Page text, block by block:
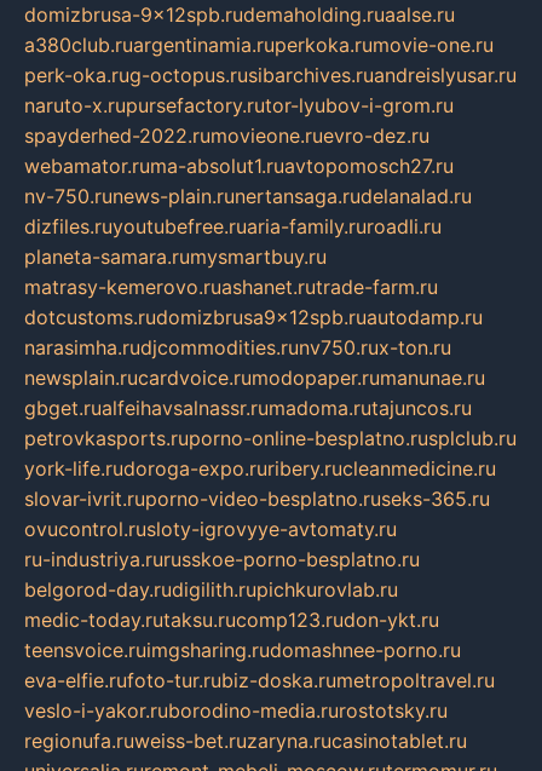
domizbrusa-9x12spb.rudemaholding.ruaalse.ru
a380club.ruargentinamia.ruperkoka.rumovie-one.ru
perk-oka.rug-octopus.rusibarchives.ruandreislyusar.ru
naruto-x.rupursefactory.rutor-lyubov-i-grom.ru
spayderhed-2022.rumovieone.ruevro-dez.ru
webamator.ruma-absolut1.ruavtopomosch27.ru
nv-750.runews-plain.runertansaga.rudelanalad.ru
dizfiles.ruyoutubefree.ruaria-family.ruroadli.ru
planeta-samara.rumysmartbuy.ru
matrasy-kemerovo.ruashanet.rutrade-farm.ru
dotcustoms.rudomizbrusa9x12spb.ruautodamp.ru
narasimha.rudjcommodities.runv750.rux-ton.ru
newsplain.rucardvoice.rumodopaper.rumanunae.ru
gbget.rualfeihavsalnassr.rumadoma.rutajuncos.ru
petrovkasports.ruporno-online-besplatno.rusplclub.ru
york-life.rudoroga-expo.ruribery.rucleanmedicine.ru
slovar-ivrit.ruporno-video-besplatno.ruseks-365.ru
ovucontrol.rusloty-igrovyye-avtomaty.ru
ru-industriya.rurusskoe-porno-besplatno.ru
belgorod-day.rudigilith.rupichkurovlab.ru
medic-today.rutaksu.rucomp123.rudon-ykt.ru
teensvoice.ruimgsharing.rudomashnee-porno.ru
eva-elfie.rufoto-tur.rubiz-doska.rumetropoltravel.ru
veslo-i-yakor.ruborodino-media.rurostotsky.ru
regionufa.ruweiss-bet.ruzaryna.rucasinotablet.ru